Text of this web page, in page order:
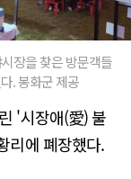
장을 찾은 방문객들
. 봉화군 제공
'시장애(愛) 불
리에 폐장했다.